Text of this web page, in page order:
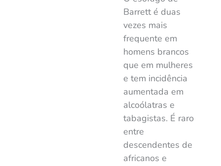
Barrett é duas
vezes mais
frequente em
homens brancos
que em mulheres
e tem incidência
aumentada em
alcoólatras e
tabagistas. É raro
entre
descendentes de
africanos e